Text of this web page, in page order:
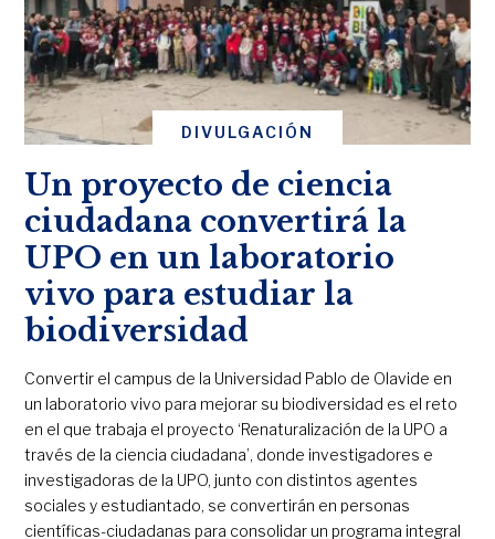
DIVULGACIÓN
Un proyecto de ciencia
ciudadana convertirá la
UPO en un laboratorio
vivo para estudiar la
biodiversidad
Convertir el campus de la Universidad Pablo de Olavide en
un laboratorio vivo para mejorar su biodiversidad es el reto
en el que trabaja el proyecto ‘Renaturalización de la UPO a
través de la ciencia ciudadana’, donde investigadores e
investigadoras de la UPO, junto con distintos agentes
sociales y estudiantado, se convertirán en personas
científicas-ciudadanas para consolidar un programa integral